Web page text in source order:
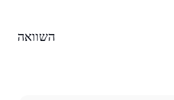
השוואה